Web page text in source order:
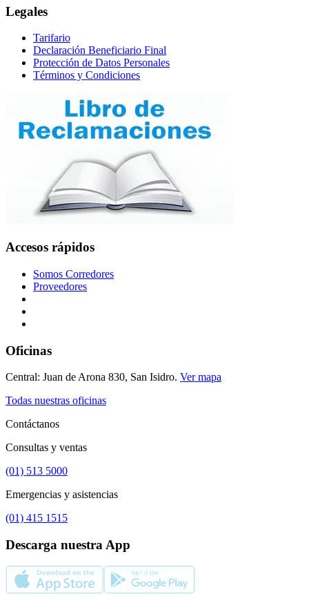
Legales
Tarifario
Declaración Beneficiario Final
Protección de Datos Personales
Términos y Condiciones
Accesos rápidos
Somos Corredores
Proveedores
Oficinas
Central: Juan de Arona 830, San Isidro. Ver mapa
Todas nuestras oficinas
Contáctanos
Consultas y ventas
(01) 513 5000
Emergencias y asistencias
(01) 415 1515
Descarga nuestra App